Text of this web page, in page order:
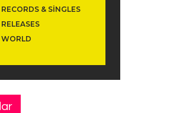
RECORDS & SINGLES
RELEASES
WORLD